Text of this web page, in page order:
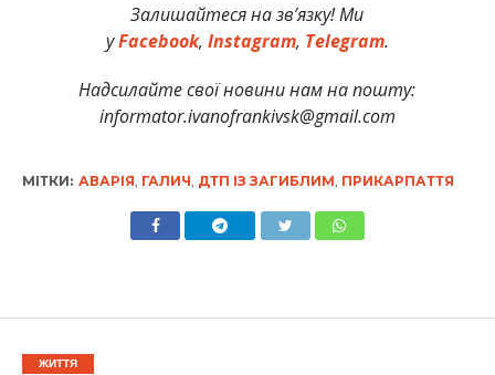
Залишайтеся на зв’язку! Ми
уFacebook, Instagram, Telegram.
Надсилайте свої новини нам на пошту:
informator.ivanofrankivsk@gmail.com
МІТКИ: АВАРІЯ ГАЛИЧ ДТП ІЗ ЗАГИБЛИМ ПРИКАРПАТТЯ
ЖИТТЯ